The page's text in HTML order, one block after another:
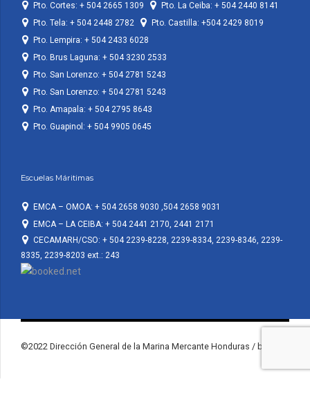
Pto. Cortes: + 504 2665 1309
Pto. La Ceiba: + 504 2440 8141
Pto. Tela: + 504 2448 2782
Pto. Castilla: +504 2429 8019
Pto. Lempira: + 504 2433 6028
Pto. Brus Laguna: + 504 3230 2533
Pto. San Lorenzo: + 504 2781 5243
Pto. San Lorenzo: + 504 2781 5243
Pto. Amapala: + 504 2795 8643
Pto. Guapinol: + 504 9905 0645
Escuelas Máritimas
EMCA – OMOA: + 504 2658 9030 ,504 2658 9031
EMCA – LA CEIBA: + 504 2441 2170, 2441 2171
CECAMARH/CSO: + 504 2239-8228, 2239-8334, 2239-8346, 2239-
8335, 2239-8203 ext.: 243
©2022 Dirección General de la Marina Mercante Honduras / by KF